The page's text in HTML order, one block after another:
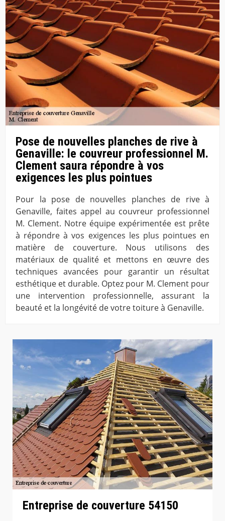
Pose de nouvelles planches de rive à
Genaville: le couvreur professionnel M.
Clement saura répondre à vos
exigences les plus pointues
Pour la pose de nouvelles planches de rive à
Genaville, faites appel au couvreur professionnel
M. Clement. Notre équipe expérimentée est prête
à répondre à vos exigences les plus pointues en
matière de couverture. Nous utilisons des
matériaux de qualité et mettons en œuvre des
techniques avancées pour garantir un résultat
esthétique et durable. Optez pour M. Clement pour
une intervention professionnelle, assurant la
beauté et la longévité de votre toiture à Genaville.
Entreprise de couverture 54150